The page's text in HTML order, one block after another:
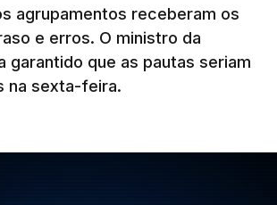
agrupamentos receberam os
e erros. O ministro da
garantido que as pautas seriam
na sexta-feira.